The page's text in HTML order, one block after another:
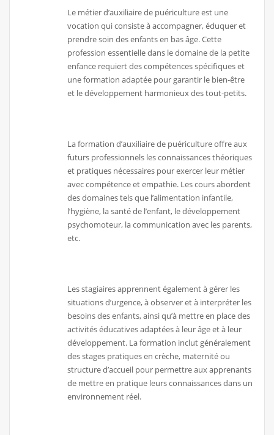
Le métier d’auxiliaire de puériculture est une
vocation qui consiste à accompagner, éduquer et
prendre soin des enfants en bas âge. Cette
profession essentielle dans le domaine de la petite
enfance requiert des compétences spécifiques et
une formation adaptée pour garantir le bien-être
et le développement harmonieux des tout-petits.
La formation d’auxiliaire de puériculture offre aux
futurs professionnels les connaissances théoriques
et pratiques nécessaires pour exercer leur métier
avec compétence et empathie. Les cours abordent
des domaines tels que l’alimentation infantile,
l’hygiène, la santé de l’enfant, le développement
psychomoteur, la communication avec les parents,
etc.
Les stagiaires apprennent également à gérer les
situations d’urgence, à observer et à interpréter les
besoins des enfants, ainsi qu’à mettre en place des
activités éducatives adaptées à leur âge et à leur
développement. La formation inclut généralement
des stages pratiques en crèche, maternité ou
structure d’accueil pour permettre aux apprenants
de mettre en pratique leurs connaissances dans un
environnement réel.